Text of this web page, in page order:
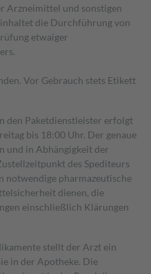
Arzneimittel und sonstigen
die Durchführung von
etwaiger
Vor Gebrauch stets Etikett
den Paketdienstleister erfolgt
bis 18:00 Uhr. Der genaue
und in Abhängigkeit der
des Spediteurs
notwendige pharmazeutische
dienen, die
einschließlich Klärungen
stellt der Arzt ein
in der Apotheke. Die